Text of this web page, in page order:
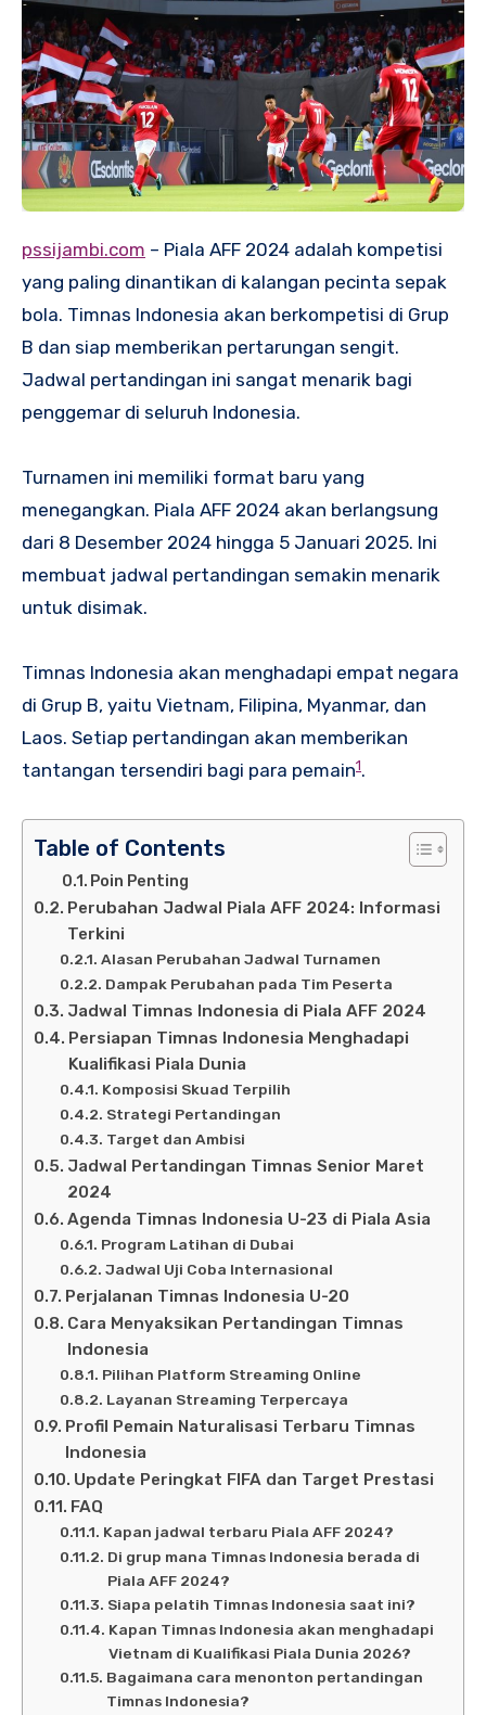
pssijambi.com – Piala AFF 2024 adalah kompetisi
yang paling dinantikan di kalangan pecinta sepak
bola. Timnas Indonesia akan berkompetisi di Grup
B dan siap memberikan pertarungan sengit.
Jadwal pertandingan ini sangat menarik bagi
penggemar di seluruh Indonesia.
Turnamen ini memiliki format baru yang
menegangkan. Piala AFF 2024 akan berlangsung
dari 8 Desember 2024 hingga 5 Januari 2025. Ini
membuat jadwal pertandingan semakin menarik
untuk disimak.
Timnas Indonesia akan menghadapi empat negara
di Grup B, yaitu Vietnam, Filipina, Myanmar, dan
Laos. Setiap pertandingan akan memberikan
tantangan tersendiri bagi para pemain1.
Table of Contents
Poin Penting
Perubahan Jadwal Piala AFF 2024: Informasi
Terkini
Alasan Perubahan Jadwal Turnamen
Dampak Perubahan pada Tim Peserta
Jadwal Timnas Indonesia di Piala AFF 2024
Persiapan Timnas Indonesia Menghadapi
Kualifikasi Piala Dunia
Komposisi Skuad Terpilih
Strategi Pertandingan
Target dan Ambisi
Jadwal Pertandingan Timnas Senior Maret
2024
Agenda Timnas Indonesia U-23 di Piala Asia
Program Latihan di Dubai
Jadwal Uji Coba Internasional
Perjalanan Timnas Indonesia U-20
Cara Menyaksikan Pertandingan Timnas
Indonesia
Pilihan Platform Streaming Online
Layanan Streaming Terpercaya
Profil Pemain Naturalisasi Terbaru Timnas
Indonesia
Update Peringkat FIFA dan Target Prestasi
FAQ
Kapan jadwal terbaru Piala AFF 2024?
Di grup mana Timnas Indonesia berada di
Piala AFF 2024?
Siapa pelatih Timnas Indonesia saat ini?
Kapan Timnas Indonesia akan menghadapi
Vietnam di Kualifikasi Piala Dunia 2026?
Bagaimana cara menonton pertandingan
Timnas Indonesia?